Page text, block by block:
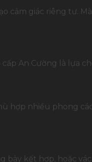
cảm giác riêng tư.
An Cường là lựa
hợp nhiều phong
bày kết hợp, hoặc